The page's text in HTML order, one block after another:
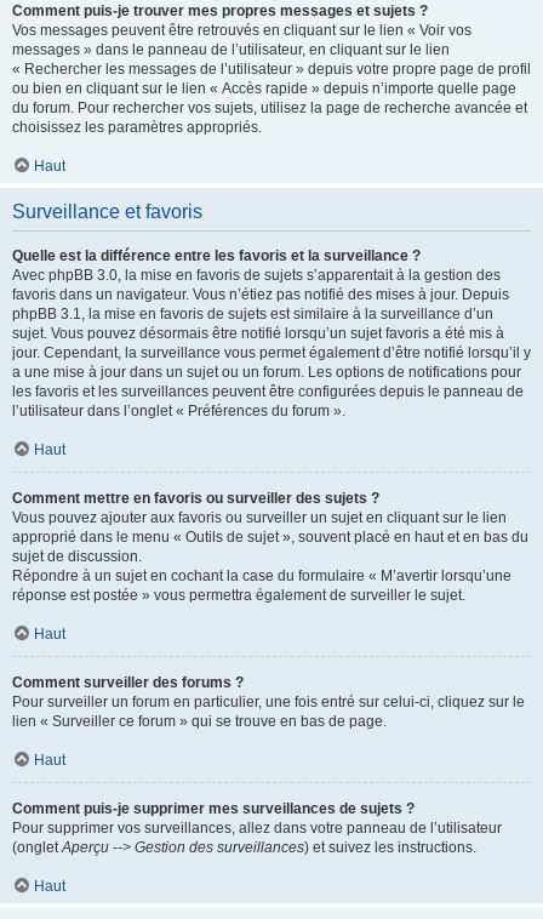
Comment puis-je trouver mes propres messages et sujets ?
Vos messages peuvent être retrouvés en cliquant sur le lien « Voir vos
messages » dans le panneau de l’utilisateur, en cliquant sur le lien
« Rechercher les messages de l’utilisateur » depuis votre propre page de profil
ou bien en cliquant sur le lien « Accès rapide » depuis n’importe quelle page
du forum. Pour rechercher vos sujets, utilisez la page de recherche avancée et
choisissez les paramètres appropriés.
Haut
Surveillance et favoris
Quelle est la différence entre les favoris et la surveillance ?
Avec phpBB 3.0, la mise en favoris de sujets s’apparentait à la gestion des
favoris dans un navigateur. Vous n’étiez pas notifié des mises à jour. Depuis
phpBB 3.1, la mise en favoris de sujets est similaire à la surveillance d’un
sujet. Vous pouvez désormais être notifié lorsqu’un sujet favoris a été mis à
jour. Cependant, la surveillance vous permet également d’être notifié lorsqu’il y
a une mise à jour dans un sujet ou un forum. Les options de notifications pour
les favoris et les surveillances peuvent être configurées depuis le panneau de
l’utilisateur dans l’onglet « Préférences du forum ».
Haut
Comment mettre en favoris ou surveiller des sujets ?
Vous pouvez ajouter aux favoris ou surveiller un sujet en cliquant sur le lien
approprié dans le menu « Outils de sujet », souvent placé en haut et en bas du
sujet de discussion.
Répondre à un sujet en cochant la case du formulaire « M’avertir lorsqu’une
réponse est postée » vous permettra également de surveiller le sujet.
Haut
Comment surveiller des forums ?
Pour surveiller un forum en particulier, une fois entré sur celui-ci, cliquez sur le
lien « Surveiller ce forum » qui se trouve en bas de page.
Haut
Comment puis-je supprimer mes surveillances de sujets ?
Pour supprimer vos surveillances, allez dans votre panneau de l’utilisateur
(ongletAperçu --> Gestion des surveillances) et suivez les instructions.
Haut